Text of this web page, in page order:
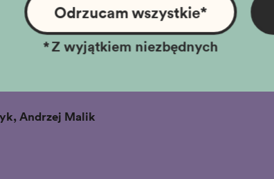
Odrzucam wszystkie*
*Z wyjątkiem niezbędnych
Kultury i Dziedzictwa Narodowego
Kultury. Warsztaty są bezpłatne,
zapewniamy materiały i narzędzia
Andrzej Malik